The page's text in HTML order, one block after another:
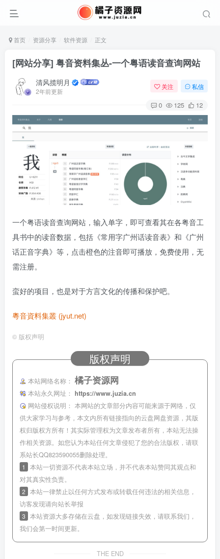
首页 资源分享 软件资源 正文
[网站分享] 粤音资料集丛-一个粤语读音查询网站
清风揽明月
2年前更新
关注 私信
0 125 12
一个粤语读音查询网站，输入单字，即可查看其在各粤音工
具书中的读音数据，包括《常用字广州话读音表》和《广州
话正音字典》等，点击橙色的注音即可播放，免费使用，无
需注册。
蛮好的项目，也是对于方言文化的传播和保护吧。
粵音資料集叢 (jyut.net)
© 版权声明
版权声明
本站网络名称： 橘子资源网
本站永久网址：
https://www.juzia.cn
网站侵权说明： 本网站的文章部分内容可能来源于网络，仅
供大家学习与参考，本文内所有链接指向的云盘网盘资源，其版
权归版权方所有！其实际管理权为文章发布者所有，本站无法操
作相关资源。如您认为本站任何文章侵犯了您的合法版权，请联
系站长QQ823590055删除处理。
1
本站一切资源不代表本站立场，并不代表本站赞同其观点和
对其真实性负责。
2 本站一律禁止以任何方式发布或转载任何违法的相关信息，
访客发现请向站长举报
3 本站资源大多存储在云盘，如发现链接失效，请联系我们，
我们会第一时间更新。
THE END